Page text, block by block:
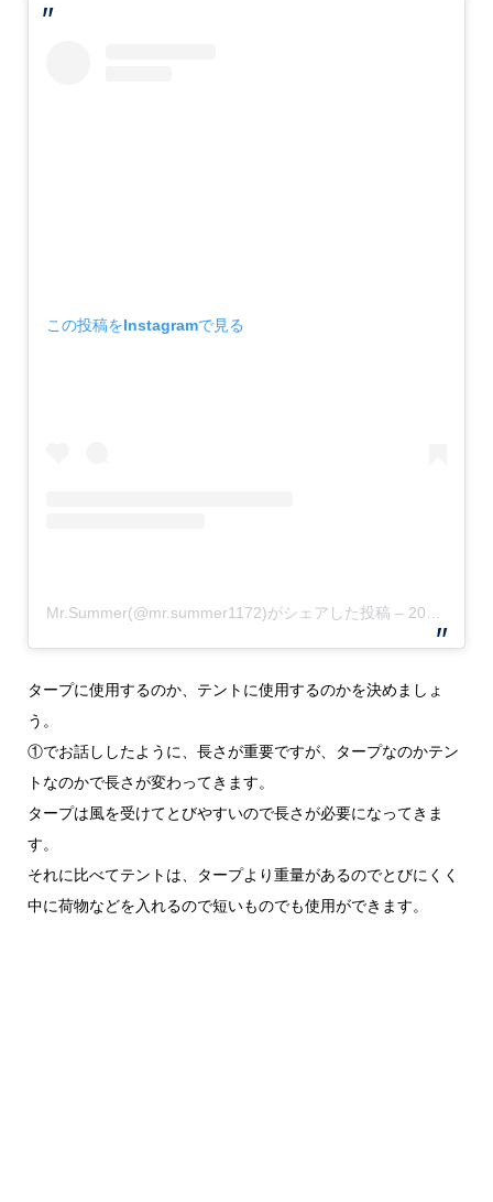
この投稿をInstagramで見る
Mr.Summer(@mr.summer1172)がシェアした投稿 – 2020年 4月月15日午後9時26分PDT
タープに使用するのか、テントに使用するのかを決めましょ
う。
①でお話ししたように、長さが重要ですが、タープなのかテン
トなのかで長さが変わってきます。
タープは風を受けてとびやすいので長さが必要になってきま
す。
それに比べてテントは、タープより重量があるのでとびにくく
中に荷物などを入れるので短いものでも使用ができます。